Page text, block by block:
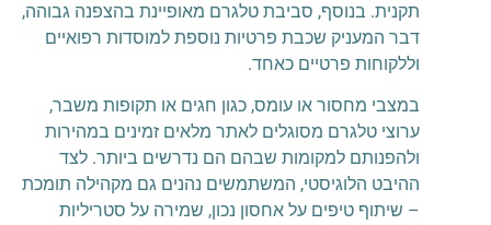
תקנית. בנוסף, סביבת טלגרם מאופיינת בהצפנה גבוהה,
דבר המעניק שכבת פרטיות נוספת למוסדות רפואיים
וללקוחות פרטיים כאחד.
במצבי מחסור או עומס, כגון חגים או תקופות משבר,
ערוצי טלגרם מסוגלים לאתר מלאים זמינים במהירות
ולהפנותם למקומות שבהם הם נדרשים ביותר. לצד
ההיבט הלוגיסטי, המשתמשים נהנים גם מקהילה תומכת
– שיתוף טיפים על אחסון נכון, שמירה על סטריליות